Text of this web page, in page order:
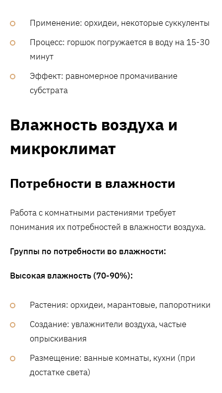
Применение: орхидеи, некоторые суккуленты
Процесс: горшок погружается в воду на 15-30
минут
Эффект: равномерное промачивание
субстрата
Влажность воздуха и
микроклимат
Потребности в влажности
Работа с комнатными растениями требует
понимания их потребностей в влажности воздуха.
Группы по потребности во влажности:
Высокая влажность (70-90%):
Растения: орхидеи, марантовые, папоротники
Создание: увлажнители воздуха, частые
опрыскивания
Размещение: ванные комнаты, кухни (при
достатке света)